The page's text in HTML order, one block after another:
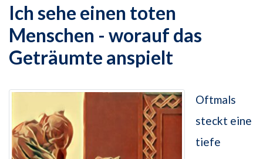
Ich sehe einen toten
Menschen - worauf das
Geträumte anspielt
Oftmals
steckt eine
tiefe